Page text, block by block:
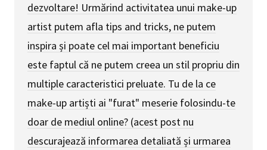
dezvoltare! Urmărind activitatea unui make-up
artist putem afla tips and tricks, ne putem
inspira și poate cel mai important beneficiu
este faptul că ne putem creea un stil propriu din
multiple caracteristici preluate. Tu de la ce
make-up artiști ai "furat" meserie folosindu-te
doar de mediul online? (acest post nu
descurajează informarea detaliată și urmarea